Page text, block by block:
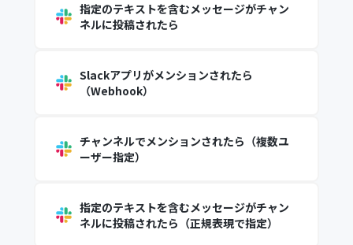
指定のテキストを含むメッセージがチャン
ネルに投稿されたら
Slackアプリがメンションされたら
（Webhook）
チャンネルでメンションされたら（複数ユ
ーザー指定）
指定のテキストを含むメッセージがチャン
ネルに投稿されたら（正規表現で指定）